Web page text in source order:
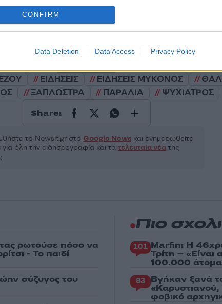
CONFIRM
Data Deletion Data Access Privacy Policy
Υποβολή σχολίου
ΕΙΔΗΣΕΙΣ ΕΙΔΗΣΕΙΣ ΜΥΚΟΝΟΣ
ΞΑΠΛΩΣΤΡΑ ΠΑΡΑΛΙΑ ΨΥΧΙΑΤΡΟΣ
Share:
το Νewsit.gr στο Google Newsκαι ενημερωθείτε
όλη την ειδησεογραφία και τα τελευταία νέατης
ρωτούσε πόσο να
- Το παιδί
σύζυγος του
Πιο
101 Marfin: Η
Τρίτη –
100.000
93 Βγήκαν ξανά
«Καρυστιανού,
φοβικό